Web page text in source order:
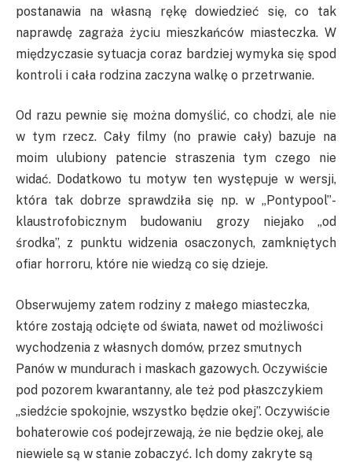
postanawia na własną rękę dowiedzieć się, co tak
naprawdę zagraża życiu mieszkańców miasteczka. W
międzyczasie sytuacja coraz bardziej wymyka się spod
kontroli i cała rodzina zaczyna walkę o przetrwanie.
Od razu pewnie się można domyślić, co chodzi, ale nie
w tym rzecz. Cały filmy (no prawie cały) bazuje na
moim ulubiony patencie straszenia tym czego nie
widać. Dodatkowo tu motyw ten występuje w wersji,
która tak dobrze sprawdziła się np. w „Pontypool”-
klaustrofobicznym budowaniu grozy niejako „od
środka”, z punktu widzenia osaczonych, zamkniętych
ofiar horroru, które nie wiedzą co się dzieje.
Obserwujemy zatem rodziny z małego miasteczka,
które zostają odcięte od świata, nawet od możliwości
wychodzenia z własnych domów, przez smutnych
Panów w mundurach i maskach gazowych. Oczywiście
pod pozorem kwarantanny, ale też pod płaszczykiem
„siedźcie spokojnie, wszystko będzie okej”. Oczywiście
bohaterowie coś podejrzewają, że nie będzie okej, ale
niewiele są w stanie zobaczyć. Ich domy zakryte są